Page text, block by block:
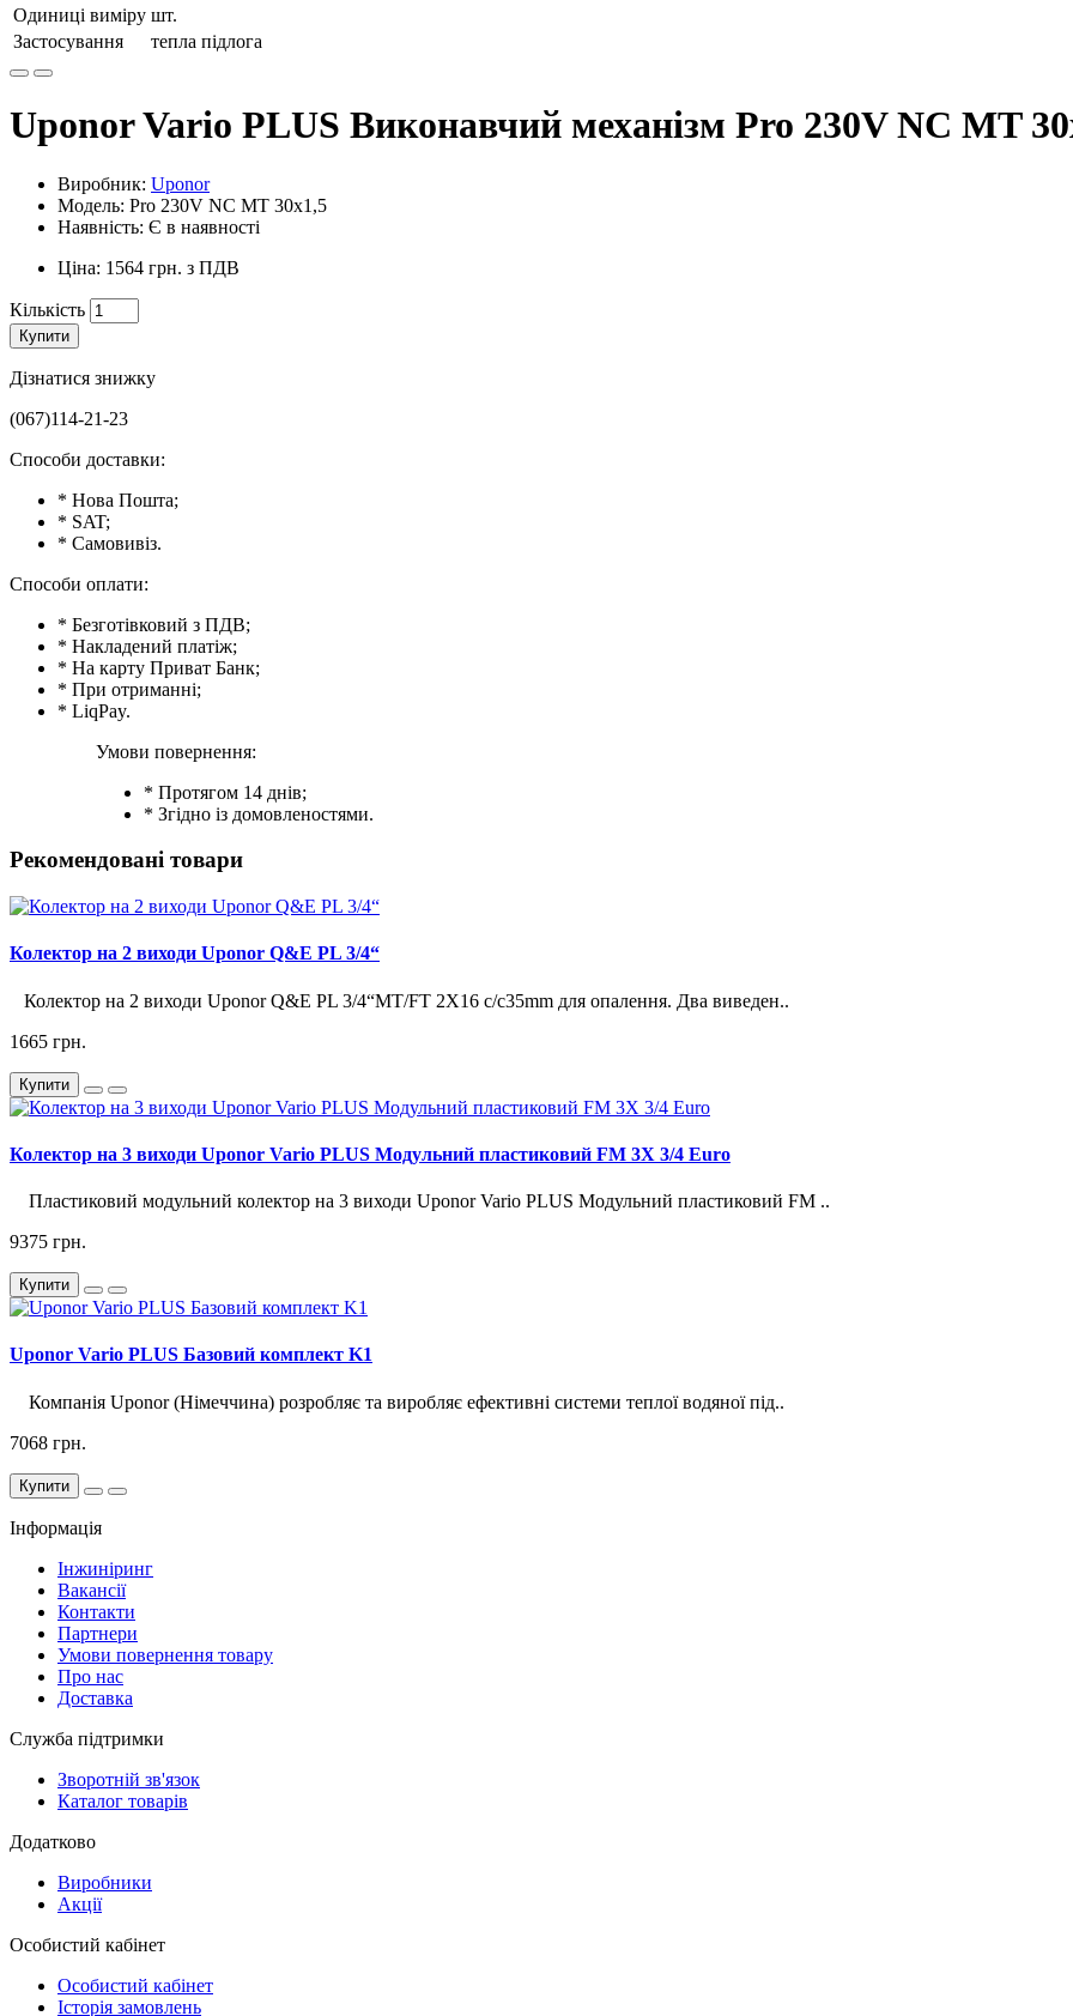
Одиниці виміру шт.
Застосування
тепла підлога
Uponor Vario PLUS Виконавчий механізм Pro 230V NC MT
Виробник: Uponor
Модель: Pro 230V NC MT 30x1,5
Наявність: Є в наявності
Ціна: 1564 грн. з ПДВ
Кількість
Купити
Дізнатися знижку
(067)114-21-23
Способи доставки:
* Нова Пошта;
* SAT;
* Самовивіз.
Способи оплати:
* Безготівковий з ПДВ;
* Накладений платіж;
* На карту Приват Банк;
* При отриманні;
* LiqPay.
Умови повернення:
* Протягом 14 днів;
* Згідно із домовленостями.
Рекомендовані товари
Колектор на 2 виходи Uponor Q&E PL 3/4“
Колектор на 2 виходи Uponor Q&E PL 3/4“MT/FT 2X16 c/c35mm для опалення. Два виведен..
1665 грн.
Купити
Колектор на 3 виходи Uponor Vario PLUS Модульний пластиковий FM 3X 3/4 Euro
Пластиковий модульний колектор на 3 виходи Uponor Vario PLUS Модульний пластиковий FM ..
9375 грн.
Купити
Uponor Vario PLUS Базовий комплект K1
Компанія Uponor (Німеччина) розробляє та виробляє ефективні системи теплої водяної під..
7068 грн.
Купити
Інформація
Інжиніринг
Вакансії
Контакти
Партнери
Умови повернення товару
Про нас
Доставка
Служба підтримки
Зворотній зв'язок
Каталог товарів
Додатково
Виробники
Акції
Особистий кабінет
Особистий кабінет
Історія замовлень